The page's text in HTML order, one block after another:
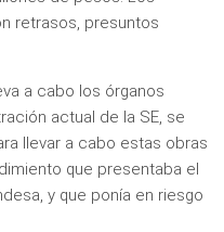
retrasos, presuntos
a cabo los órganos
actual de la SE, se
llevar a cabo estas obras
que presentaba el
y que ponía en riesgo